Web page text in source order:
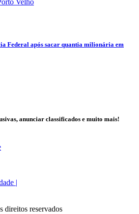
Federal após sacar quantia milionária em
anunciar classificados e muito mais!
|
direitos reservados